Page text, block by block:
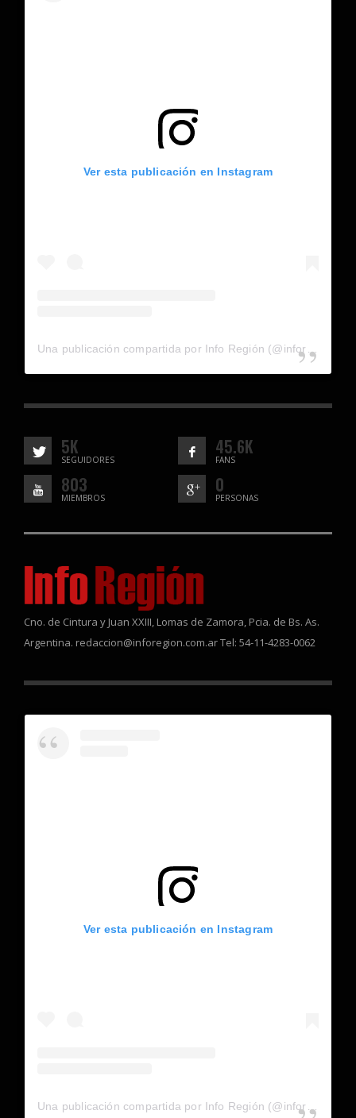
Ver esta publicación en Instagram
5K
SEGUIDORES
45.6K
FANS
803
MIEMBROS
0
PERSONAS
Cno. de Cintura y Juan XXIII, Lomas de Zamora, Pcia. de Bs. As.
Argentina. redaccion@inforegion.com.ar Tel: 54-11-4283-0062
Ver esta publicación en Instagram